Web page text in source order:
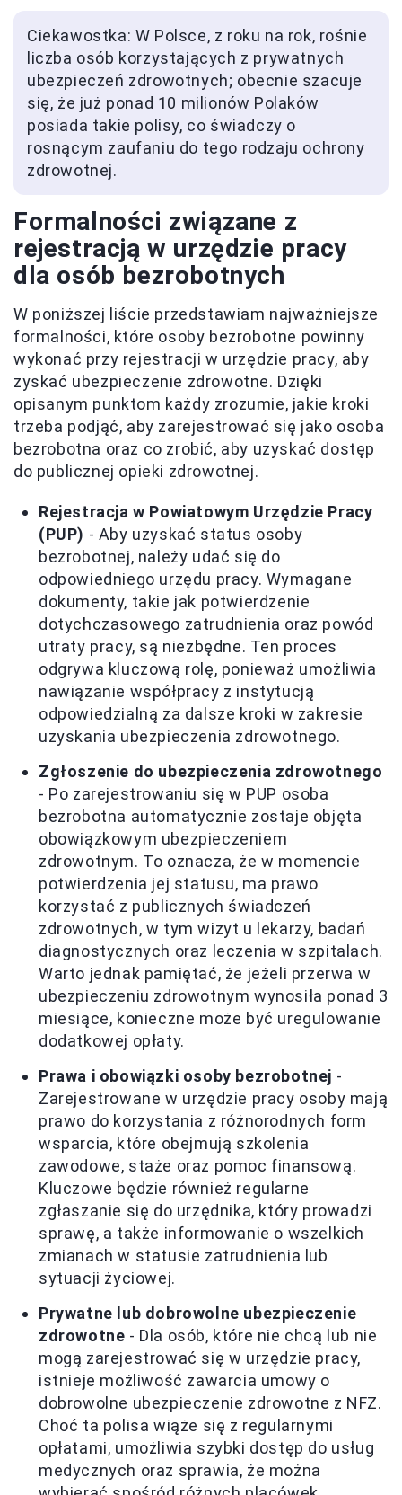
Ciekawostka: W Polsce, z roku na rok, rośnie
liczba osób korzystających z prywatnych
ubezpieczeń zdrowotnych; obecnie szacuje
się, że już ponad 10 milionów Polaków
posiada takie polisy, co świadczy o
rosnącym zaufaniu do tego rodzaju ochrony
zdrowotnej.
Formalności związane z
rejestracją w urzędzie pracy
dla osób bezrobotnych
W poniższej liście przedstawiam najważniejsze
formalności, które osoby bezrobotne powinny
wykonać przy rejestracji w urzędzie pracy, aby
zyskać ubezpieczenie zdrowotne. Dzięki
opisanym punktom każdy zrozumie, jakie kroki
trzeba podjąć, aby zarejestrować się jako osoba
bezrobotna oraz co zrobić, aby uzyskać dostęp
do publicznej opieki zdrowotnej.
Rejestracja w Powiatowym Urzędzie Pracy
(PUP) - Aby uzyskać status osoby
bezrobotnej, należy udać się do
odpowiedniego urzędu pracy. Wymagane
dokumenty, takie jak potwierdzenie
dotychczasowego zatrudnienia oraz powód
utraty pracy, są niezbędne. Ten proces
odgrywa kluczową rolę, ponieważ umożliwia
nawiązanie współpracy z instytucją
odpowiedzialną za dalsze kroki w zakresie
uzyskania ubezpieczenia zdrowotnego.
Zgłoszenie do ubezpieczenia zdrowotnego
- Po zarejestrowaniu się w PUP osoba
bezrobotna automatycznie zostaje objęta
obowiązkowym ubezpieczeniem
zdrowotnym. To oznacza, że w momencie
potwierdzenia jej statusu, ma prawo
korzystać z publicznych świadczeń
zdrowotnych, w tym wizyt u lekarzy, badań
diagnostycznych oraz leczenia w szpitalach.
Warto jednak pamiętać, że jeżeli przerwa w
ubezpieczeniu zdrowotnym wynosiła ponad 3
miesiące, konieczne może być uregulowanie
dodatkowej opłaty.
Prawa i obowiązki osoby bezrobotnej -
Zarejestrowane w urzędzie pracy osoby mają
prawo do korzystania z różnorodnych form
wsparcia, które obejmują szkolenia
zawodowe, staże oraz pomoc finansową.
Kluczowe będzie również regularne
zgłaszanie się do urzędnika, który prowadzi
sprawę, a także informowanie o wszelkich
zmianach w statusie zatrudnienia lub
sytuacji życiowej.
Prywatne lub dobrowolne ubezpieczenie
zdrowotne - Dla osób, które nie chcą lub nie
mogą zarejestrować się w urzędzie pracy,
istnieje możliwość zawarcia umowy o
dobrowolne ubezpieczenie zdrowotne z NFZ.
Choć ta polisa wiąże się z regularnymi
opłatami, umożliwia szybki dostęp do usług
medycznych oraz sprawia, że można